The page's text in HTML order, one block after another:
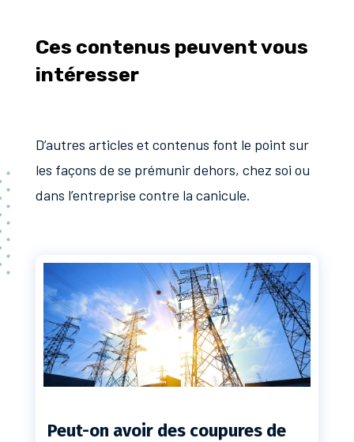
Ces contenus peuvent vous
intéresser
D’autres articles et contenus font le point sur
les façons de se prémunir dehors, chez soi ou
dans l’entreprise contre la canicule.
Peut-on avoir des coupures de